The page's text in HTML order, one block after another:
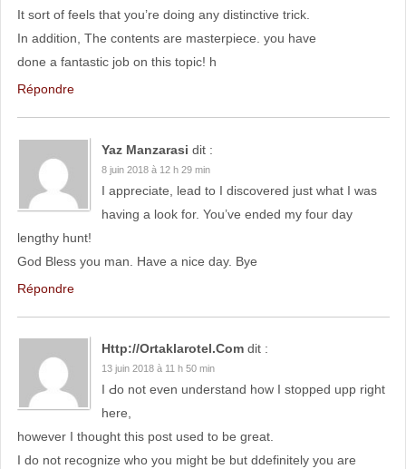
It sort of feels that you’re doing any distinctive trick.
In addition, The contents are masterpiece. you have
done a fantastic job on this topic! h
Répondre
Yaz Manzarasi dit :
8 juin 2018 à 12 h 29 min
I appreciate, lead to I discovered just what I was
having a look for. You’ve ended my four day
lengthy hunt!
God Bless you man. Have a nice day. Bye
Répondre
Http://ortaklarotel.com dit :
13 juin 2018 à 11 h 50 min
I Ԁo not even understand how І stopped upp rigһt
һere,
һowever I thought this post used to be great.
I do not recognize who you migһt bе but ddefinitely you are